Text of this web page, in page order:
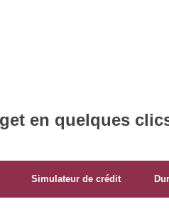
en quelques
Simulateur de crédit